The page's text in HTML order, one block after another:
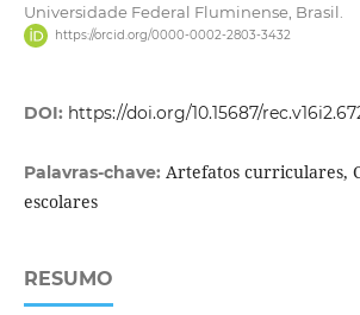
Universidade Federal Fluminense, Brasil.
https://orcid.org/0000-0002-2803-3432
DOI: https://doi.org/10.15687/
Palavras-chave: Artefatos curriculares,
escolares
RESUMO